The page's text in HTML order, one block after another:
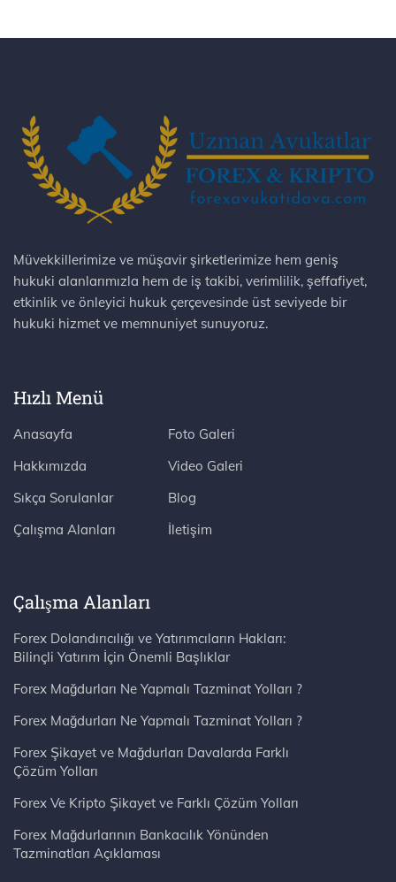
Müvekkillerimize ve müşavir şirketlerimize hem geniş
hukuki alanlarımızla hem de iş takibi, verimlilik, şeffafiyet,
etkinlik ve önleyici hukuk çerçevesinde üst seviyede bir
hukuki hizmet ve memnuniyet sunuyoruz.
Hızlı Menü
Anasayfa
Hakkımızda
Sıkça Sorulanlar
Çalışma Alanları
Foto Galeri
Video Galeri
Blog
İletişim
Çalışma Alanları
Forex Dolandırıcılığı ve Yatırımcıların Hakları:
Bilinçli Yatırım İçin Önemli Başlıklar
Forex Mağdurları Ne Yapmalı Tazminat Yolları ?
Forex Mağdurları Ne Yapmalı Tazminat Yolları ?
Forex Şikayet ve Mağdurları Davalarda Farklı
Çözüm Yolları
Forex Ve Kripto Şikayet ve Farklı Çözüm Yolları
Forex Mağdurlarının Bankacılık Yönünden
Tazminatları Açıklaması